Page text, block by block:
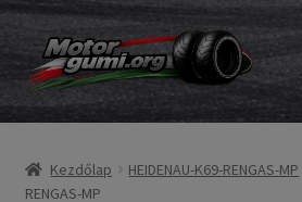
Ugrás
a
navigációhoz
Kilépés
a
tartalomba
Gumik
Belső gumi és szalag
Kezdőlap HEIDENAU-K69-RENGAS-MP
RENGAS-MP